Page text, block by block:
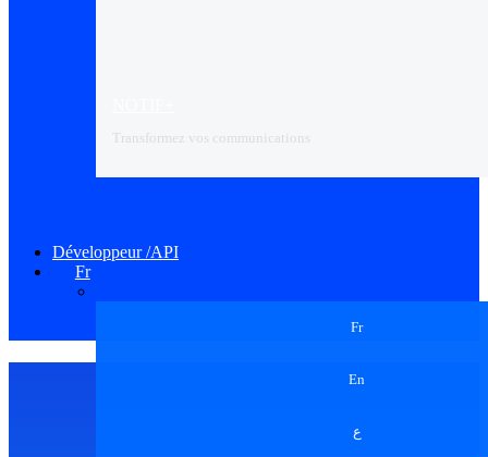
Transformez vos communications
Développeur /API
Fr
Fr
En
ع